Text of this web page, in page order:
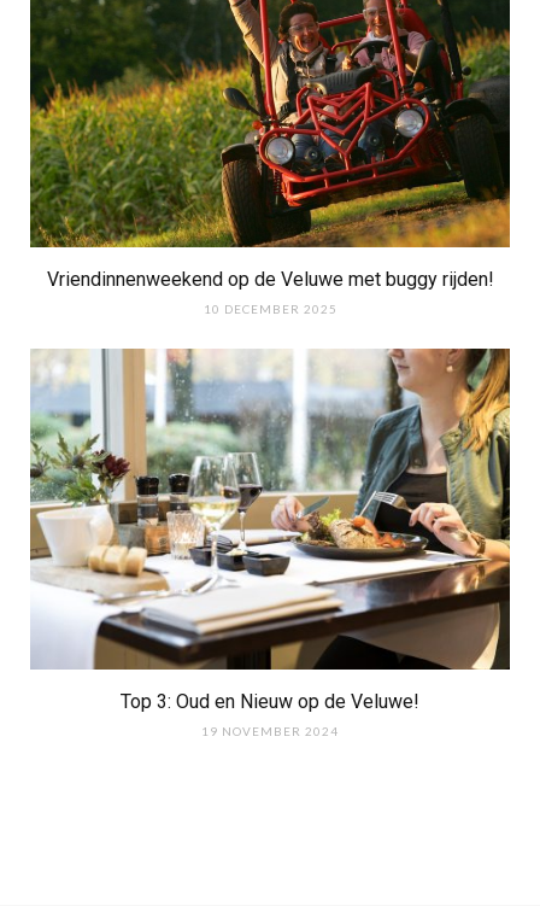
Vriendinnenweekend op de Veluwe met buggy rijden!
10 DECEMBER 2025
Top 3: Oud en Nieuw op de Veluwe!
19 NOVEMBER 2024